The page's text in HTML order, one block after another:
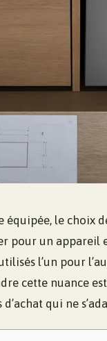
équipée, le choix
pour un appareil
l’un pour
cette nuance
qui ne